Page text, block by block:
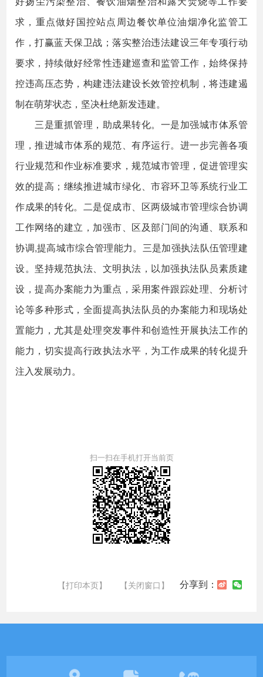
求，重点做好国控站点周边餐饮单位油烟净化监管工
作，打赢蓝天保卫战；落实整治违法建设三年专项行动
要求，持续做好经常性违建巡查和监管工作，始终保持
控违高压态势，构建违法建设长效管控机制，将违建遏
制在萌芽状态，坚决杜绝新发违建。
三是重抓管理，助成果转化。一是加强城市体系管
理，推进城市体系的规范、有序运行。进一步完善各项
行业规范和作业标准要求，规范城市管理，促进管理实
效的提高；继续推进城市绿化、市容环卫等系统行业工
作成果的转化。二是促成市、区两级城市管理综合协调
工作网络的建立，加强市、区及部门间的沟通、联系和
协调,提高城市综合管理能力。三是加强执法队伍管理建
设。坚持规范执法、文明执法，以加强执法队员素质建
设，提高办案能力为重点，采用案件跟踪处理、分析讨
论等多种形式，全面提高执法队员的办案能力和现场处
置能力，尤其是处理突发事件和创造性开展执法工作的
能力，切实提高行政执法水平，为工作成果的转化提升
注入发展动力。
扫一扫在手机打开当前页
【打印本页】 【关闭窗口】 分享到：